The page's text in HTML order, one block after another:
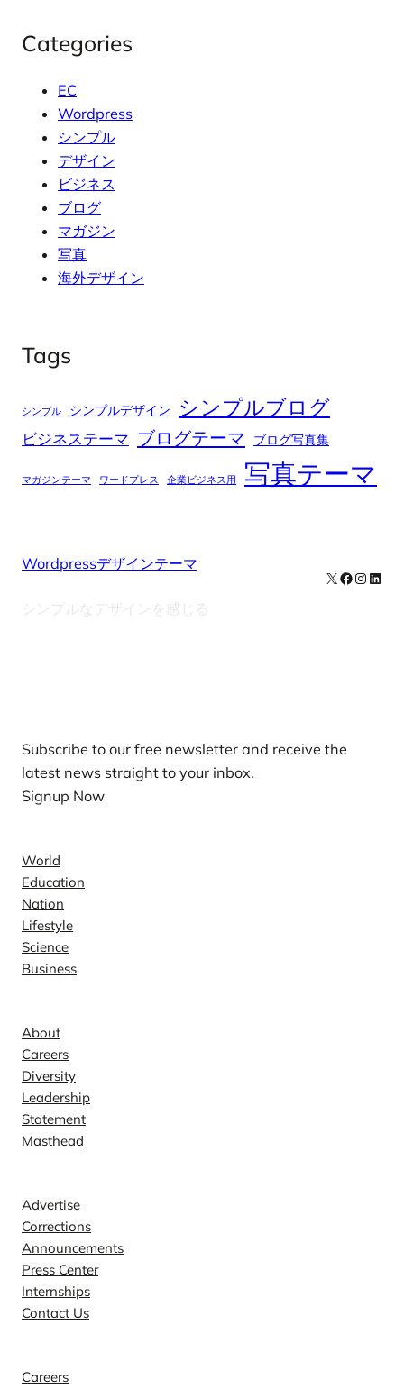
Categories
EC
Wordpress
シンプル
デザイン
ビジネス
ブログ
マガジン
写真
海外デザイン
Tags
シンプル シンプルデザイン シンプルブログ
ビジネステーマ ブログテーマ ブログ写真集
マガジンテーマ ワードプレス 企業ビジネス用 写真テーマ
Wordpressデザインテーマ
シンプルなデザインを感じる
X Facebook
Subscribe to our free newsletter and receive the
latest news straight to your inbox.
Signup Now
World
Education
Nation
Lifestyle
Science
Business
About
Careers
Diversity
Leadership
Statement
Masthead
Advertise
Corrections
Announcements
Press Center
Internships
Contact Us
Careers